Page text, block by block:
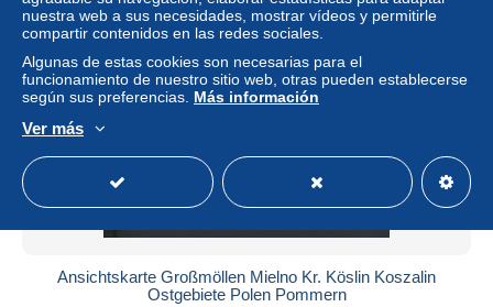
Nuevo
Ansichtskarte Großmöllen Mielno Kr. Köslin Koszalin
Ostgebiete Polen Pommern
nuestra web a sus necesidades, mostrar vídeos y permitirle
compartir contenidos en las redes sociales.
Algunas de estas cookies son necesarias para el
funcionamiento de nuestro sitio web, otras pueden establecerse
según sus preferencias. Más información
Ver más